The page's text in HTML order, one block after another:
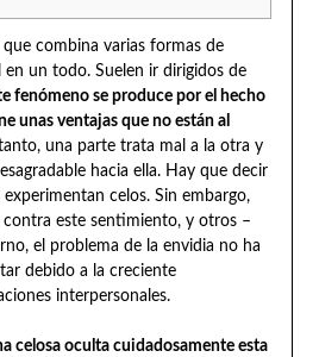
combina varias formas de
un todo. Suelen ir dirigidos de
fenómeno se produce por el hecho
unas ventajas que no están al
una parte trata mal a la otra y
hacia ella. Hay que decir
celos. Sin embargo,
este sentimiento, y otros –
el problema de la envidia no ha
debido a la creciente
interpersonales.
celosa oculta cuidadosamente esta